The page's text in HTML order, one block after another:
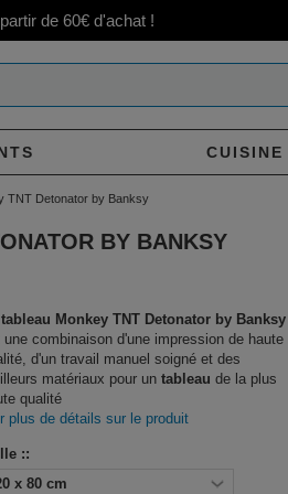
de 60€ d'achat !
CUISINE
TNT Detonator by Banksy
BY BANKSY
tableau Monkey TNT Detonator by Banksy
une combinaison d'une impression de haute
d'un travail manuel soigné et des
matériaux pour un tableau de la plus
qualité
plus de détails sur le produit
::